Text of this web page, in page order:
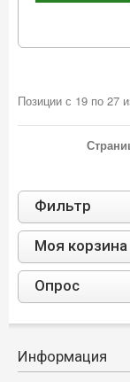
Позиции с 19 по 27
Фильтр
Моя корзина
Опрос
Информация